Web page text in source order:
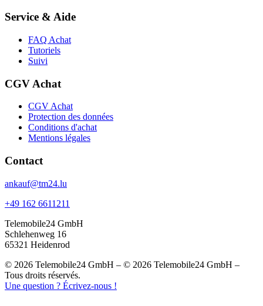
Service & Aide
FAQ Achat
Tutoriels
Suivi
CGV Achat
CGV Achat
Protection des données
Conditions d'achat
Mentions légales
Contact
ankauf@tm24.lu
+49 162 6611211
Telemobile24 GmbH
Schlehenweg 16
65321 Heidenrod
© 2026 Telemobile24 GmbH – © 2026 Telemobile24 GmbH –
Tous droits réservés.
Une question ? Écrivez-nous !